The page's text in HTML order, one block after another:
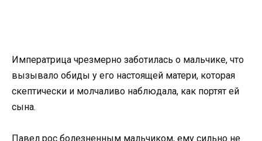
Императрица чрезмерно заботилась о мальчике, что
вызывало обиды у его настоящей матери, которая
скептически и молчаливо наблюдала, как портят ей
сына.
Павел рос болезненным мальчиком, ему сильно не